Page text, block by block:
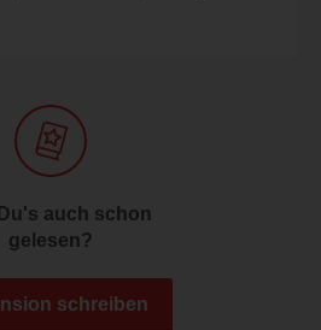
auch schon
gelesen?
schreiben